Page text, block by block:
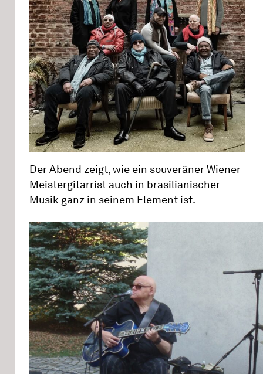
Der Abend zeigt, wie ein souveräner Wiener
Meistergitarrist auch in brasilianischer
Musik ganz in seinem Element ist.